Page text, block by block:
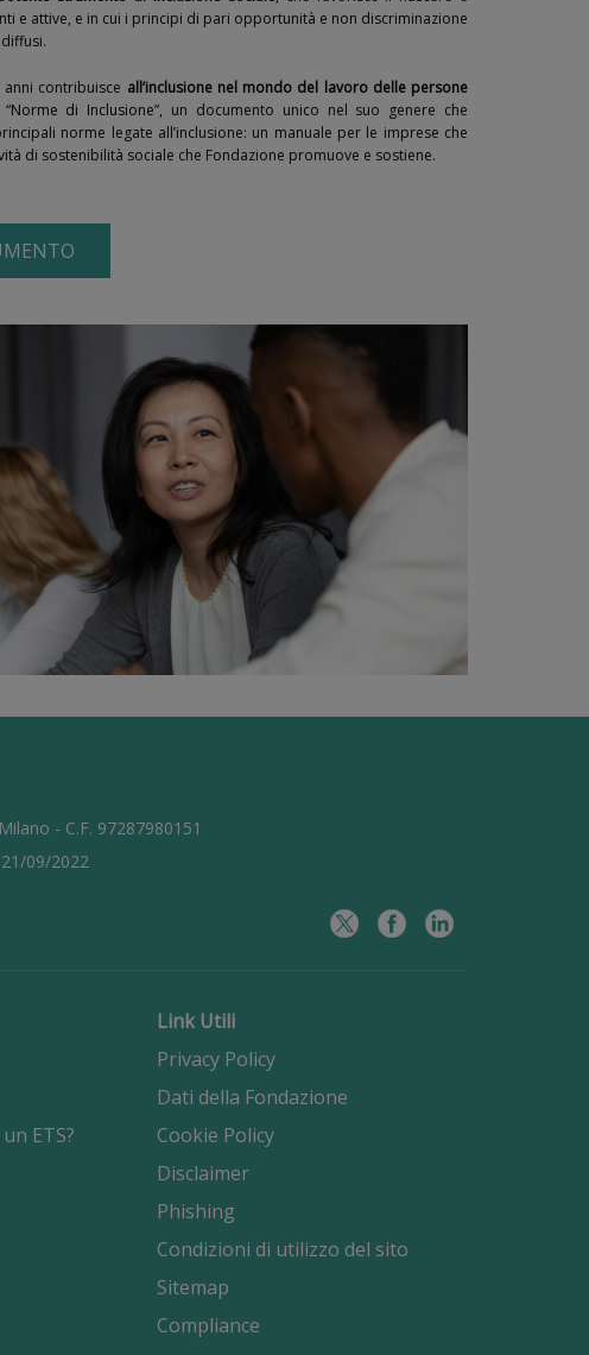
e attive, e in cui i principi di pari opportunità e non discriminazione
contribuisce all’inclusione nel mondo del lavoro delle persone
Norme di Inclusione”, un documento unico nel suo genere che
norme legate all’inclusione: un manuale per le imprese che
di sostenibilità sociale che Fondazione promuove e sostiene.
- C.F. 97287980151
09/2022
ETS?
Link Utili
Privacy Policy
Dati della Fondazione
Cookie Policy
Disclaimer
Phishing
Condizioni di utilizzo del sito
Sitemap
Compliance